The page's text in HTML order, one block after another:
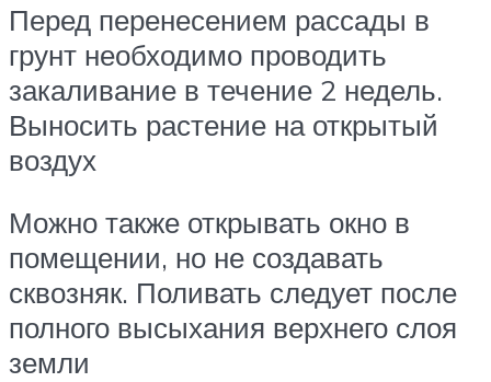
Перед перенесением рассады в
грунт необходимо проводить
закаливание в течение 2 недель.
Выносить растение на открытый
воздух
Можно также открывать окно в
помещении, но не создавать
сквозняк. Поливать следует после
полного высыхания верхнего слоя
земли